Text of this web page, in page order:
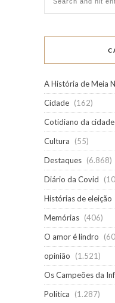
A História de Meia
Cidade (162)
Cotidiano da cidade
Cultura
(55)
Destaques (6.868)
Diário da Covid
Histórias de eleição
Memórias (406)
O amor é lindro
opinião
(1.521)
Os Campeões da
Política
(1.287)